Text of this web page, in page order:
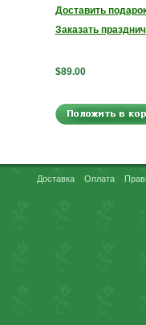
Доставить
Заказать
$89.00
Доставка Оплата